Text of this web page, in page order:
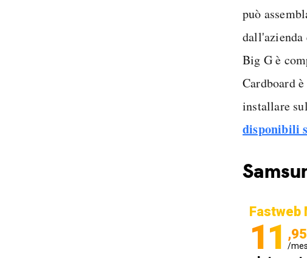
può
Big G è
Cardboard
installare
disponibili
Fastweb
11 /